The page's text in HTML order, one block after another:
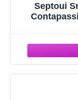
Septoui
Modalità